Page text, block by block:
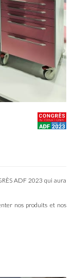
ADF 2023 qui aura
nos produits et nos